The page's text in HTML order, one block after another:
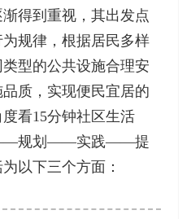
得到重视，其出发点
规律，根据居民多样
型的公共设施合理安
质，实现便民宜居的
看15分钟社区生活
——规划——实践——提
以下三个方面：